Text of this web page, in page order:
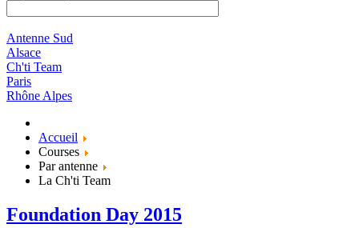
Antenne Sud
Alsace
Ch'ti Team
Paris
Rhône Alpes
Accueil
Courses
Par antenne
La Ch'ti Team
Foundation Day 2015